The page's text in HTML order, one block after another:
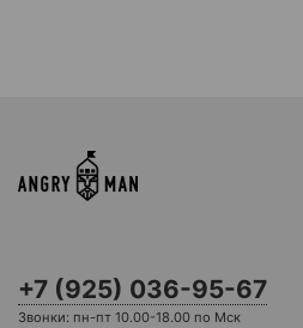
+7 (925) 036-95-67
Звонки: пн-пт 10.00-18.00 по Мск